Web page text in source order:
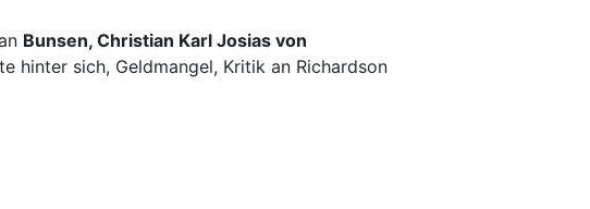
Bunsen, Christian Karl Josias von
hinter sich, Geldmangel, Kritik an Richardson